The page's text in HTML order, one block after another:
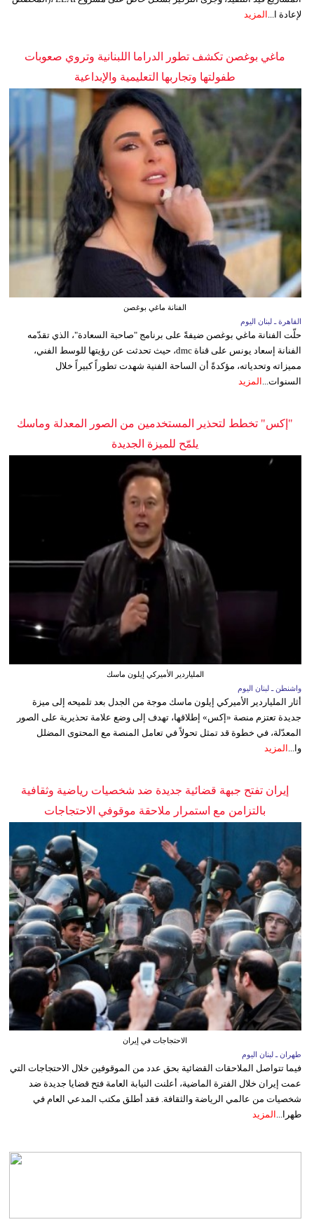
لإعادة ا... المزيد
ماغي بوغصن تكشف تطور الدراما اللبنانية وتروي صعوبات
طفولتها وتجاربها التعليمية والإبداعية
الفنانة ماغي بوغصن
القاهرة ـ لبنان اليوم
حلّت الفنانة ماغي بوغصن ضيفةً على برنامج "صاحبة السعادة"، الذي تقدّمه
الفنانة إسعاد يونس على قناة dmc، حيث تحدثت عن رؤيتها للوسط الفني،
مميزاته وتحدياته، مؤكدةً أن الساحة الفنية شهدت تطوراً كبيراً خلال
السنوات...
المزيد
"إكس" تخطط لتحذير المستخدمين من الصور المعدلة وماسك
يلمّح للميزة الجديدة
الملياردير الأميركي إيلون ماسك
واشنطن ـ لبنان اليوم
أثار الملياردير الأميركي إيلون ماسك موجة من الجدل بعد تلميحه إلى ميزة
جديدة تعتزم منصة «إكس» إطلاقها، تهدف إلى وضع علامة تحذيرية على الصور
المعدّلة، في خطوة قد تمثل تحولاً في تعامل المنصة مع المحتوى المضلل
وا... المزيد
إيران تفتح جبهة قضائية جديدة ضد شخصيات رياضية وثقافية
بالتزامن مع استمرار ملاحقة موقوفي الاحتجاجات
الاحتجاجات في إيران
طهران ـ لبنان اليوم
فيما تتواصل الملاحقات القضائية بحق عدد من الموقوفين خلال الاحتجاجات التي
عمت إيران خلال الفترة الماضية، أعلنت النيابة العامة فتح قضايا جديدة ضد
شخصيات من عالمي الرياضة والثقافة. فقد أطلق مكتب المدعي العام في
طهرا... المزيد